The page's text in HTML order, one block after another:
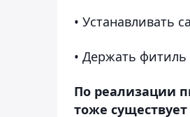
• Устанавливать
• Держать
По реализации
тоже